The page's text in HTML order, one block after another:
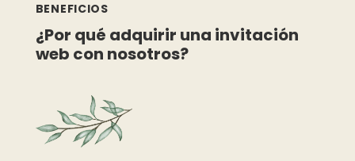
BENEFICIOS
¿Por qué adquirir una invitación
web con nosotros?